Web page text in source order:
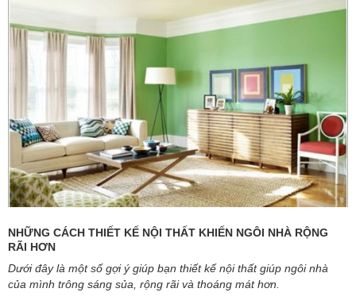
NHỮNG CÁCH THIẾT KẾ NỘI THẤT KHIẾN NGÔI NHÀ RỘNG
RÃI HƠN
Dưới đây là một số gợi ý giúp bạn thiết kế nội thất giúp ngôi nhà
của mình trông sáng sủa, rộng rãi và thoáng mát hơn.